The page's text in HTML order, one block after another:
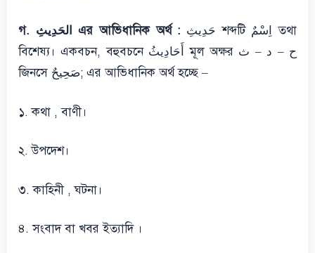
গ. الحَدِيثِ এর আভিধানিক অর্থ :
বিশেষ্য। একবচন, বহুবচনে أَحَادِيثُ মূল অক্ষর ح – د – ث
জিনসে صَحِيحٌ; এর আভিধানিক অর্থ হচ্ছে –
১. কথা , বাণী।
২. উপদেশ।
৩. কাহিনী , ঘটনা।
৪. সংবাদ বা খবর ইত্যাদি ।